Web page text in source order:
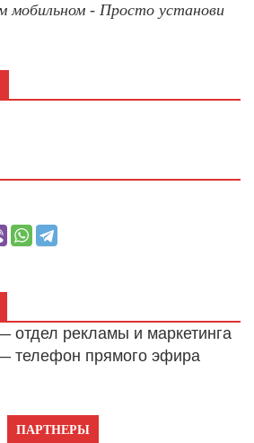
мобильном - Просто установи
отдел рекламы и маркетинга
телефон прямого эфира
ПАРТНЕРЫ